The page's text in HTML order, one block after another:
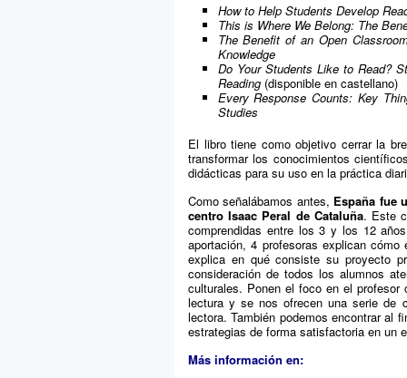
How to Help Students Develop
This is Where We Belong: The
The Benefit of an Open
Knowledge
Do Your Students Like to Read?
Reading (disponible en castellano)
Every Response Counts: Key
Studies
El libro tiene como objetivo cerrar la
transformar los conocimientos
didácticas para su uso en la práctica
Como señalábamos antes, España fue
centro Isaac Peral de Cataluña. Este
comprendidas entre los 3 y los 12
aportación, 4 profesoras explican
explica en qué consiste su proyecto
consideración de todos los alumnos
culturales. Ponen el foco en el
lectura y se nos ofrecen una serie de
lectora. También podemos encontrar al
estrategias de forma satisfactoria en un
Más información en: